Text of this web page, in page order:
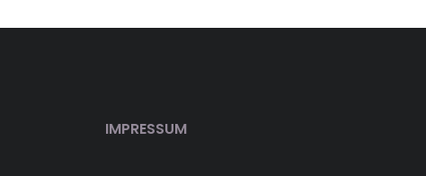
IMPRESSUM